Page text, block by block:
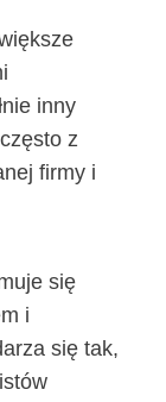
inny
z
firmy i
się
i
się tak,